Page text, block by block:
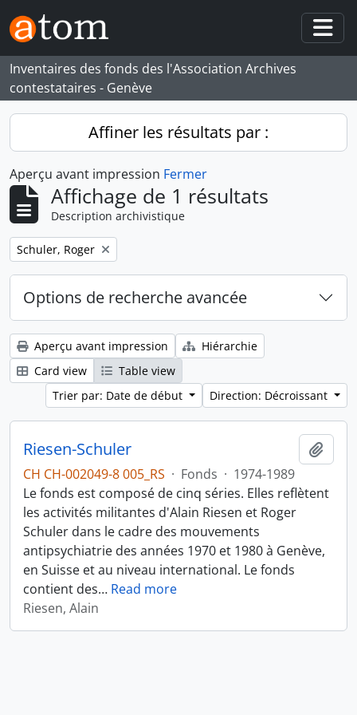
Skip to main content
Inventaires des fonds des l'Association Archives
contestataires - Genève
Affiner les résultats par :
Aperçu avant impression Fermer
Affichage de 1 résultats
Description archivistique
Remove filter:
Schuler, Roger
Options de recherche avancée
Aperçu avant impression
Hiérarchie
Card view
Table view
Trier par: Date de début
Direction: Décroissant
Riesen-Schuler
CH CH-002049-8 005_RS · Fonds · 1974-1989
Le fonds est composé de cinq séries. Elles reflètent
les activités militantes d'Alain Riesen et Roger
Schuler dans le cadre des mouvements
antipsychiatrie des années 1970 et 1980 à Genève,
en Suisse et au niveau international. Le fonds
contient des… Read more
Riesen, Alain